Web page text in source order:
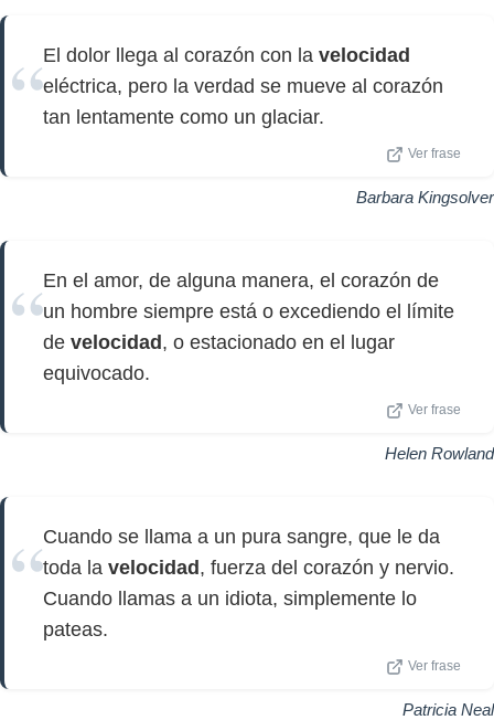
El dolor llega al corazón con la velocidad
eléctrica, pero la verdad se mueve al corazón
tan lentamente como un glaciar.
Ver frase
Barbara Kingsolver
En el amor, de alguna manera, el corazón de
un hombre siempre está o excediendo el límite
de velocidad , o estacionado en el lugar
equivocado.
Ver frase
Helen Rowland
Cuando se llama a un pura sangre, que le da
toda la velocidad , fuerza del corazón y nervio.
Cuando llamas a un idiota, simplemente lo
pateas.
Ver frase
Patricia Neal